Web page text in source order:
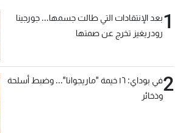
1بعد الإنتقادات التي طالت جسمها... جورجينا
رودريغيز تخرج عن صمتها
2
في بوداي: ١٦ خيمة "ماريجوانا"... وضبط أسلحة
وذخائر